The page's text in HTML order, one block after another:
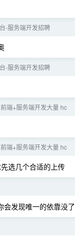
-服务端开发招聘
-服务端开发招聘
端+服务端开发大量 hc
端+服务端开发大量 hc
选几个合适的上传
会发现唯一的依靠没了